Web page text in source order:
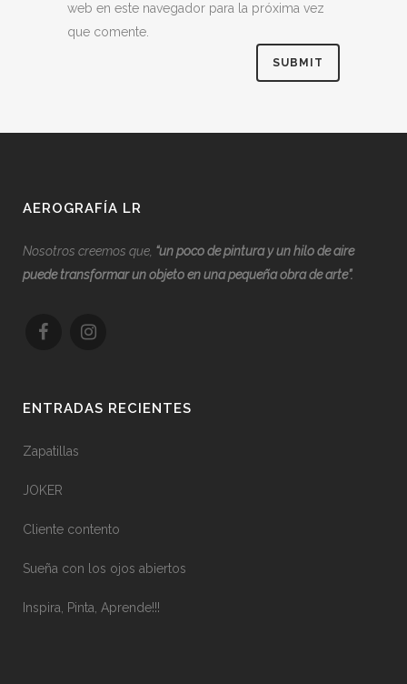
web en este navegador para la próxima vez
que comente.
AEROGRAFÍA LR
Nosotros creemos que, “un poco de pintura y un hilo de aire
puede transformar un objeto en una pequeña obra de arte”.
ENTRADAS RECIENTES
Zapatillas
JOKER
Cliente contento
Sueña con los ojos abiertos
Inspira, Pinta, Aprende!!!